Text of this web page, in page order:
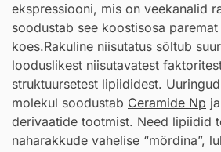
ekspressiooni, mis on veekanalid
soodustab see koostisosa
koes.Rakuline niisutatus sõltub
looduslikest niisutavatest
struktuursetest lipiididest.
molekul soodustab Ceramide Np
derivaatide tootmist. Need lipiidid
naharakkude vahelise “mördina”,